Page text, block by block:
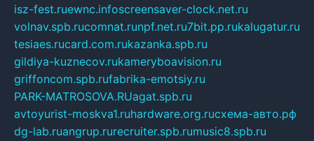
isz-fest.ruewnc.infoscreensaver-clock.net.ru
volnav.spb.rucomnat.runpf.net.ru7bit.pp.rukalugatur.ru
tesiaes.rucard.com.rukazanka.spb.ru
gildiya-kuznecov.rukameryboavision.ru
griffoncom.spb.rufabrika-emotsiy.ru
PARK-MATROSOVA.RUagat.spb.ru
avtoyurist-moskva1.ruhardware.org.ruсхема-авто.рф
dg-lab.ruangrup.rurecruiter.spb.rumusic8.spb.ru